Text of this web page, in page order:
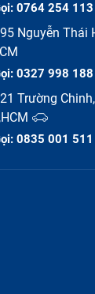
0764 254 113
Nguyễn Thái
0327 998 188
Trường
0835 001 511